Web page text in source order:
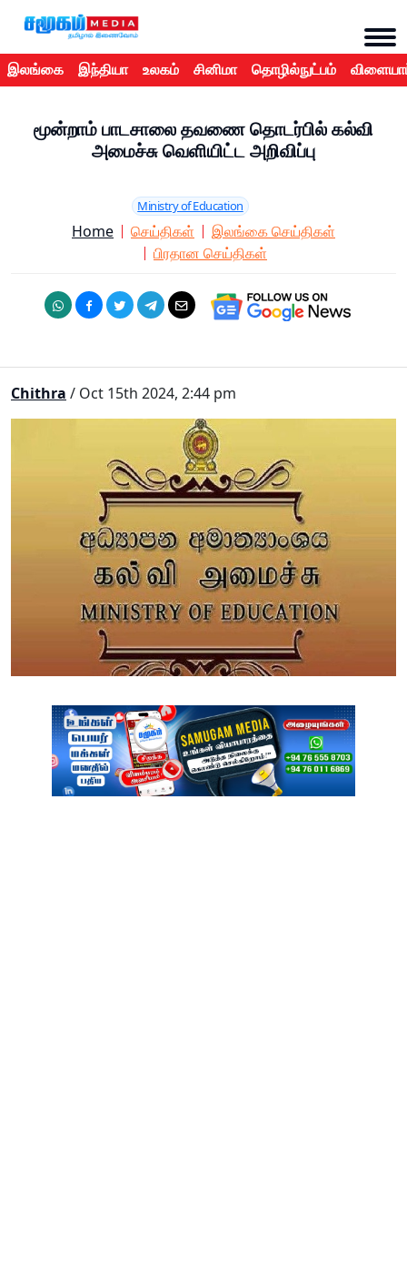
இலங்கை இந்தியா உலகம் சினிமா தொழில்நுட்பம்
மூன்றாம் பாடசாலை தவணை தொடர்பில் கல்வி
அமைச்சு வெளியிட்ட அறிவிப்பு
Ministry of Education
Home செய்திகள்
இலங்கை செய்திகள்
பிரதான செய்திகள்
Chithra / Oct 15th 2024, 2:44 pm